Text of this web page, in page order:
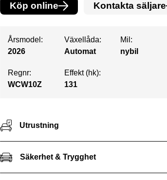
Köp online Kontakta säljare
Årsmodel:
2026
Växellåda:
Automat
Mil:
nybil
Regnr:
WCW10Z
Effekt (hk):
131
Utrustning
Säkerhet & Trygghet